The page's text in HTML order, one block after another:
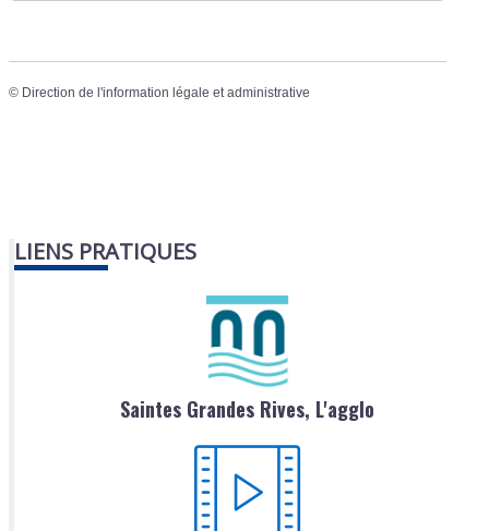
© Direction de l'information légale et administrative
LIENS PRATIQUES
Saintes Grandes Rives, L'agglo